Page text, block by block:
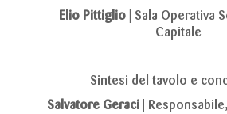
Elio Pittiglio| Sala Operativa
Capitale
Sintesi del tavolo e
Salvatore Geraci|